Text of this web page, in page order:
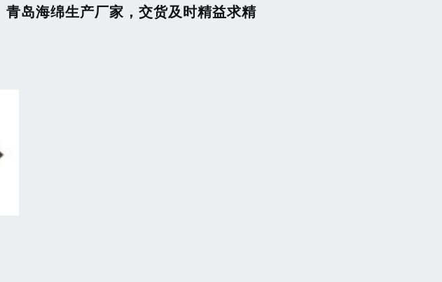
青岛海绵生产厂家，交货及时精益求精